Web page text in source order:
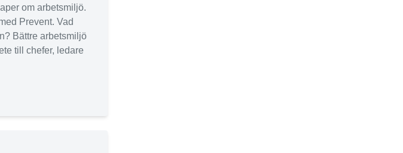
om arbetsmiljö.
Prevent. Vad
Bättre arbetsmiljö
till chefer, ledare
för hur samverkan